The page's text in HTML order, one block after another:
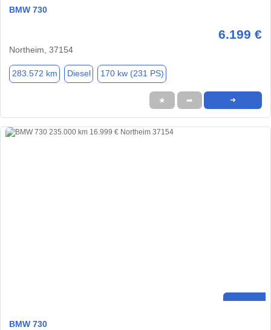
BMW 730
6.199 €
Northeim, 37154
283.572 km Diesel 170 kw (231 PS)
★ ➦ ➜
BMW 730